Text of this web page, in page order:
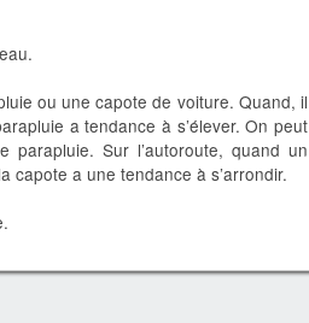
ou une capote de voiture. Quand, il
a tendance à s’élever. On peut
Sur l’autoroute, quand un
capote a une tendance à s’arrondir.